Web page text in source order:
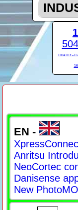
504
11041105-
EN -
Anritsu
NeoCortec
Danisense
New